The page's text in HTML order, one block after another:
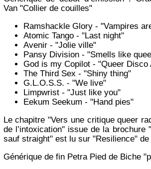
Van "Collier de couilles"
Ramshackle Glory - "Vampires
Atomic Tango - "Last night"
Avenir - "Jolie ville"
Pansy Division - "Smells like
God is my Copilot - "Queer Disco
The Third Sex - "Shiny thing"
G.L.O.S.S. - "We live"
Limpwrist - "Just like you"
Eekum Seekum - "Hand pies"
Le chapitre "Vers une critique queer
de l’intoxication" issue de la brochure
sauf straight" est lu sur "Resilience"
Générique de fin Petra Pied de Biche